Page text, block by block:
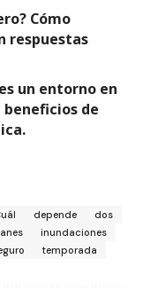
Cómo
respuestas
un entorno en
de
depende
dos
inundaciones
temporada